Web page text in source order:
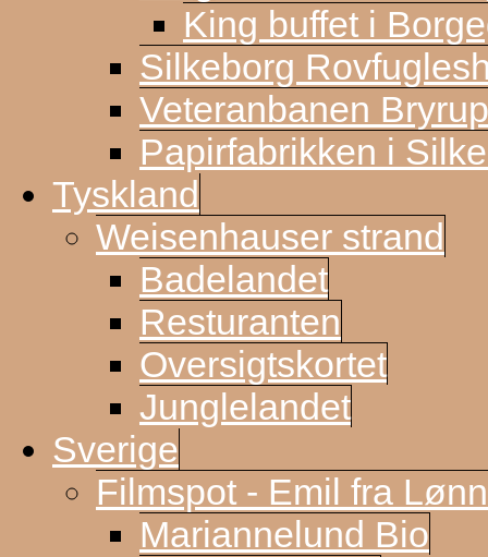
King buffet i
Silkeborg
Veteranbanen
Papirfabrikken i
Tyskland
Weisenhauser strand
Badelandet
Resturanten
Oversigtskortet
Junglelandet
Sverige
Filmspot - Emil fra
Mariannelund Bio